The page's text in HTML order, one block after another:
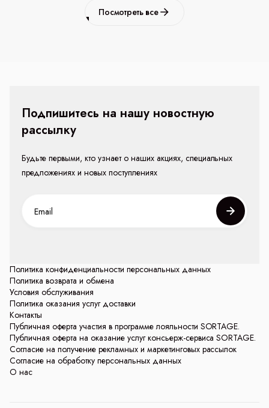
Посмотреть все
Политика конфиденциальности персональных данных
Политика возврата и обмена
Условия обслуживания
Политика оказания услуг доставки
Контакты
Публичная оферта участия в программе лояльности SORTAGE.
Публичная оферта на оказание услуг консьерж-сервиса SORTAGE.
Согласие на получение рекламных и маркетинговых рассылок
Согласие на обработку персональных данных
О нас
Подпишитесь на нашу новостную
рассылку
Будьте первыми, кто узнает о наших акциях, специальных
предложениях и новых поступлениях